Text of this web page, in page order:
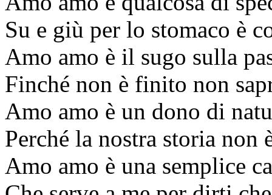
Su e giù per lo stomaco è
Amo amo è il sugo sulla
Finché non è finito non
Amo amo è un dono di
Perché la nostra storia non
Amo amo è una semplice